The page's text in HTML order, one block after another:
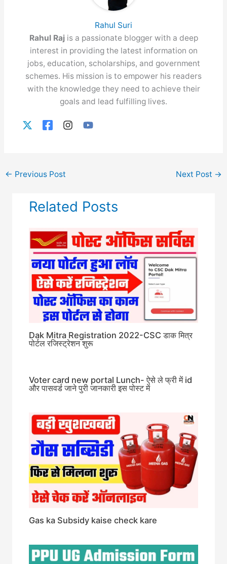
Rahul Suri
Rahul Raj is a passionate blogger with a deep
interest in providing the latest information on
jobs, education, scholarships, and government
schemes. His mission is to empower his readers
with the knowledge they need to achieve their
goals and lead fulfilling lives.
← Previous Post Next Post →
Related Posts
Dak Mitra Registration 2022-CSC डाक मित्र
पोर्टल रजिस्ट्रेशन शुरू
Voter card new portal Lunch- ऐसे ले फ्री में id
और पासवर्ड जाने पुरी जानकारी इस पोस्ट में
Gas ka Subsidy kaise check kare